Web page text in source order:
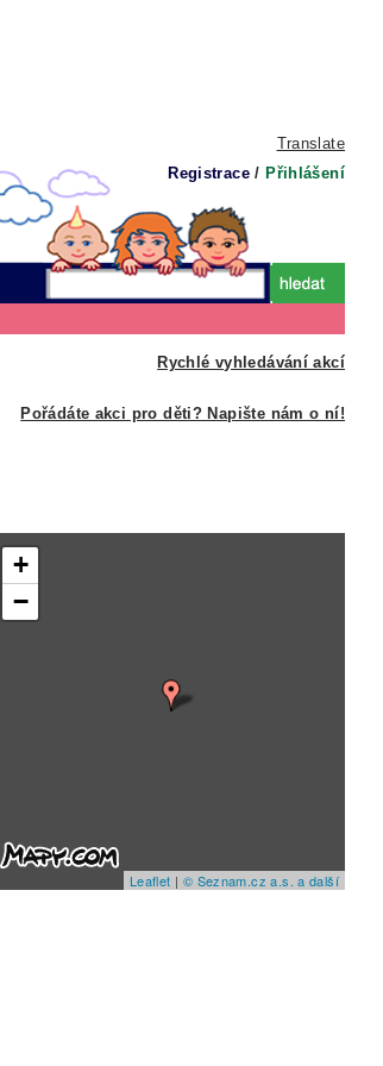
Translate
Registrace / Přihlášení
Rychlé vyhledávání akcí
Pořádáte akci pro děti? Napište nám o ní!
+
−
Leaflet | © Seznam.cz a.s. a další